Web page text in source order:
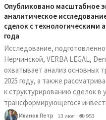
Опубликовано масштабное
аналитическое
сделок с технологическими
года
Исследование,
Нерчинской, VERBA LEGAL,
охватывает анализ основных
2025 году, а также
к структурированию сделок в
трансформирующегося
Иванов Петр 13 июл 953